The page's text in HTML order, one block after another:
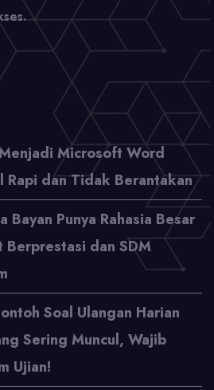
Microsoft Word
Rapi dan Tidak Berantakan
Bayan Punya Rahasia Besar
dan SDM
Soal Ulangan Harian
Sering Muncul, Wajib
Ujian!